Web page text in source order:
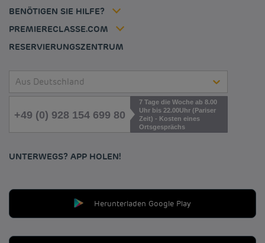
BENÖTIGEN SIE HILFE?
PREMIERECLASSE.COM
RESERVIERUNGSZENTRUM
Aus Deutschland
+49 (0) 928 154 699 80
7 Tage die Woche ab 8.00
Uhr bis 22.00Uhr (Pariser
Zeit) - Kosten eines
Ortsgesprächs
UNTERWEGS? APP HOLEN!
Herunterladen Google Play